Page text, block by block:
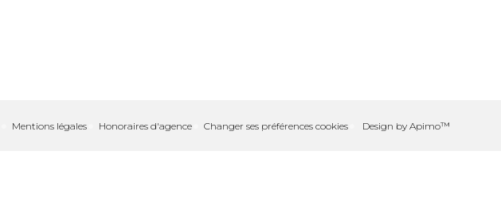
Mentions légales Honoraires d'agence Changer ses préférences cookies Design by Apimo™